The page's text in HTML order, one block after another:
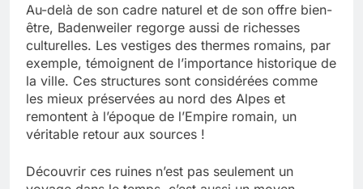
Au-delà de son cadre naturel et de son offre bien-
être, Badenweiler regorge aussi de richesses
culturelles. Les vestiges des thermes romains, par
exemple, témoignent de l’importance historique de
la ville. Ces structures sont considérées comme
les mieux préservées au nord des Alpes et
remontent à l’époque de l’Empire romain, un
véritable retour aux sources !
Découvrir ces ruines n’est pas seulement un